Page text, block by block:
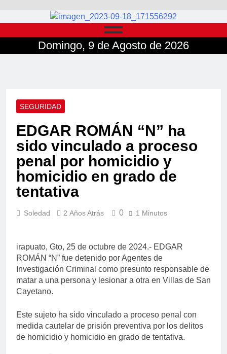
Domingo, 9 de Agosto de 2026
SEGURIDAD
EDGAR ROMÁN “N” ha
sido vinculado a proceso
penal por homicidio y
homicidio en grado de
tentativa
Soledad 2 Años Atrás 0 1 Minutos
irapuato, Gto, 25 de octubre de 2024.- EDGAR
ROMÁN “N” fue detenido por Agentes de
Investigación Criminal como presunto responsable de
matar a una persona y lesionar a otra en Villas de San
Cayetano.
Este sujeto ha sido vinculado a proceso penal con
medida cautelar de prisión preventiva por los delitos
de homicidio y homicidio en grado de tentativa.